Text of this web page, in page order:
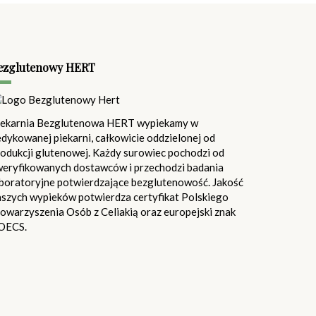
HERT
Bezglutenowa HERT wypiekamy w
piekarni, całkowicie oddzielonej od
glutenowej. Każdy surowiec pochodzi od
dostawców i przechodzi badania
potwierdzające bezglutenowość. Jakość
wypieków potwierdza certyfikat Polskiego
Osób z Celiakią oraz europejski znak